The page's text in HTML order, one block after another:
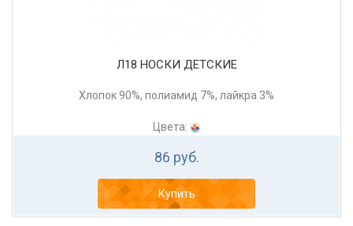
Л18 НОСКИ ДЕТСКИЕ
Хлопок 90%, полиамид 7%, лайкра 3%
Цвета:
86 руб.
Купить